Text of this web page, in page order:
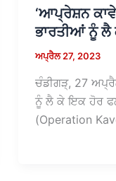
‘ਆਪ੍ਰੇਸ਼ਨ
ਭਾਰਤੀਆਂ ਨੂੰ
ਅਪ੍ਰੈਲ 27, 2023
ਚੰਡੀਗੜ੍, 27
ਨੂੰ ਲੈ ਕੇ ਇਕ ਹੋਰ
(Operation